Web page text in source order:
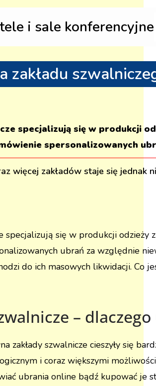
i sale konferencyjne
zakładu
specjalizują się w produkcji
spersonalizowanych
więcej zakładów staje się
specjalizują się w produkcji
ubrań za względnie
do ich masowych likwidacji. Co
–
zakłady szwalnicze cieszyły się
i coraz większymi
ubrania online bądź kupować je